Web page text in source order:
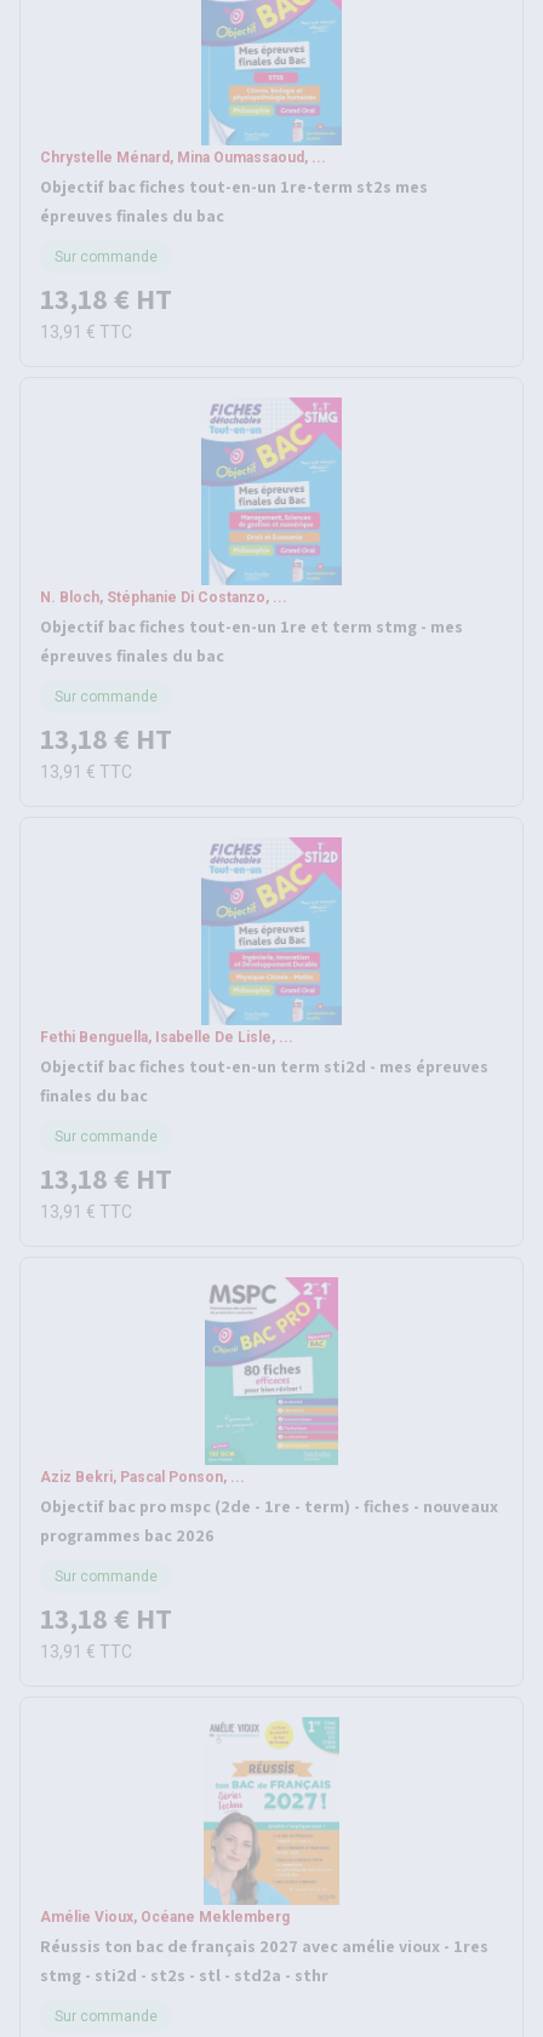
Chrystelle Ménard, Mina Oumassaoud, ...
Objectif bac fiches tout-en-un 1re-term st2s mes
épreuves finales du bac
Sur commande
13,18 € HT
13,91 € TTC
N. Bloch, Stéphanie Di Costanzo, ...
Objectif bac fiches tout-en-un 1re et term stmg - mes
épreuves finales du bac
Sur commande
13,18 € HT
13,91 € TTC
Fethi Benguella, Isabelle De Lisle, ...
Objectif bac fiches tout-en-un term sti2d - mes épreuves
finales du bac
Sur commande
13,18 € HT
13,91 € TTC
Aziz Bekri, Pascal Ponson, ...
Objectif bac pro mspc (2de - 1re - term) - fiches - nouveaux
programmes bac 2026
Sur commande
13,18 € HT
13,91 € TTC
Amélie Vioux, Océane Meklemberg
Réussis ton bac de français 2027 avec amélie vioux - 1res
stmg - sti2d - st2s - stl - std2a - sthr
Sur commande